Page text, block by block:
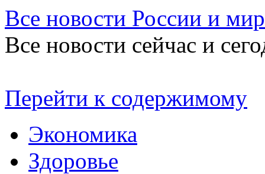
Все новости России и
Все новости сейчас и
Перейти к содержимому
Экономика
Здоровье